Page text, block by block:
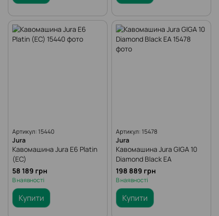
Артикул: 15440
Jura
Кавомашина Jura E6 Platin
(EC)
58 189 грн
В наявності
Купити
Артикул: 15478
Jura
Кавомашина Jura GIGA 10
Diamond Black EA
198 889 грн
В наявності
Купити